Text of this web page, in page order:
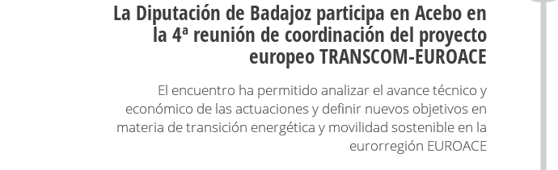
La Diputación de Badajoz participa en Acebo en
la 4ª reunión de coordinación del proyecto
europeo TRANSCOM-EUROACE
El encuentro ha permitido analizar el avance técnico y
económico de las actuaciones y definir nuevos objetivos en
materia de transición energética y movilidad sostenible en la
eurorregión EUROACE